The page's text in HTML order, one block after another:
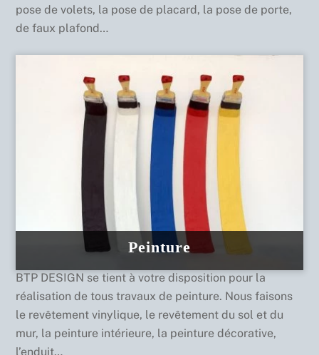
pose de volets, la pose de placard, la pose de porte,
de faux plafond…
Peinture
BTP DESIGN se tient à votre disposition pour la
réalisation de tous travaux de peinture. Nous faisons
le revêtement vinylique, le revêtement du sol et du
mur, la peinture intérieure, la peinture décorative,
l’enduit…